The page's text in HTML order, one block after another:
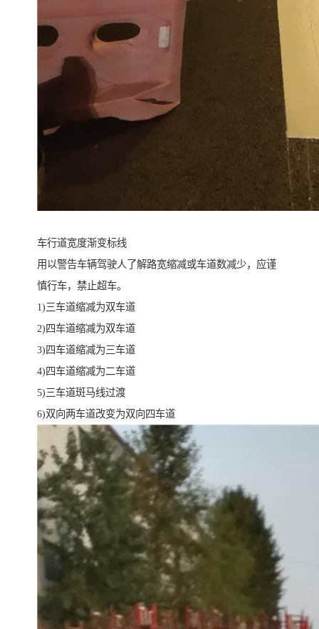
车行道宽度渐变标线
用以警告车辆驾驶人了解路宽缩减或车道数减少，应谨
慎行车，禁止超车。
1)三车道缩减为双车道
2)四车道缩减为双车道
3)四车道缩减为三车道
4)四车道缩减为二车道
5)三车道斑马线过渡
6)双向两车道改变为双向四车道